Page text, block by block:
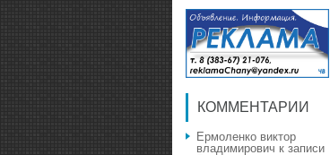
КОММЕНТАРИИ
Ермоленко виктор
владимирович к записи